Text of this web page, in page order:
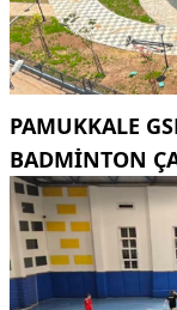
PAMUKKALE
BADMINTON